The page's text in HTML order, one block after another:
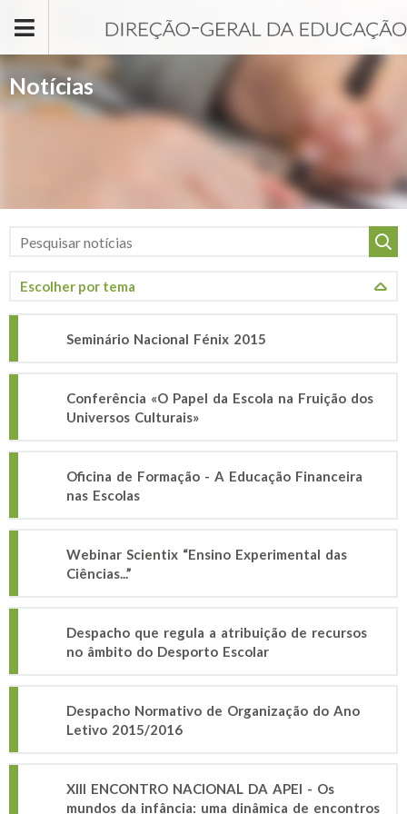
Notícias
Seminário Nacional Fénix 2015
Conferência «O Papel da Escola na Fruição dos
Universos Culturais»
Oficina de Formação - A Educação Financeira
nas Escolas
Webinar Scientix “Ensino Experimental das
Ciências...”
Despacho que regula a atribuição de recursos
no âmbito do Desporto Escolar
Despacho Normativo de Organização do Ano
Letivo 2015/2016
XIII ENCONTRO NACIONAL DA APEI - Os
mundos da infância: uma dinâmica de encontros